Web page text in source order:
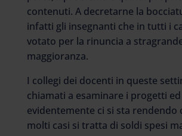
contenuti. A decretarne la
infatti gli insegnanti che in tutti i
votato per la rinuncia a
maggioranza.
I collegi dei docenti in queste
chiamati a esaminare i progetti ed
evidentemente ci si sta rendendo
molti casi si tratta di soldi spesi